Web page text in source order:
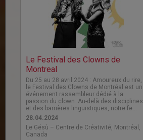
Le Festival des Clowns de
Montreal
Du 25 au 28 avril 2024 : Amoureux du rire,
le Festival des Clowns de Montréal est un
événement rassembleur dédié à la
passion du clown. Au-delà des disciplines
et des barrières linguistiques, notre fe…
28.04.2024
Le Gésù – Centre de Créativité, Montréal,
Canada